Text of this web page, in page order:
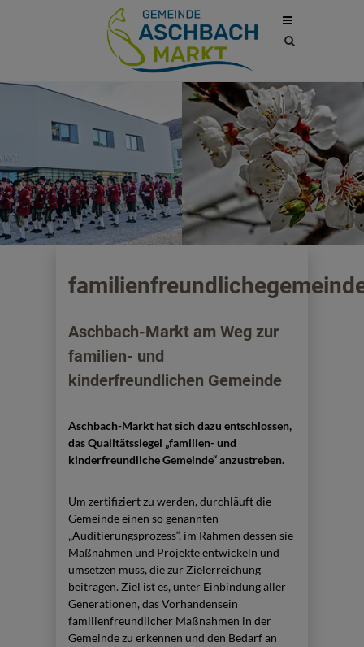
Site
Aschbach-Markt am Weg zur
familien- und
kinderfreundlichen Gemeinde
Aschbach-Markt hat sich dazu entschlossen,
das Qualitätssiegel „familien- und
kinderfreundliche Gemeinde“ anzustreben.
Um zertifiziert zu werden, durchläuft die
Gemeinde einen so genannten
„Auditierungsprozess“, im Rahmen dessen sie
Maßnahmen und Projekte entwickeln und
umsetzen muss, die zur Zielerreichung
beitragen. Ziel ist es, unter Einbindung aller
Generationen, das Vorhandensein
familienfreundlicher Maßnahmen in der
Gemeinde zu erkennen und den Bedarf an